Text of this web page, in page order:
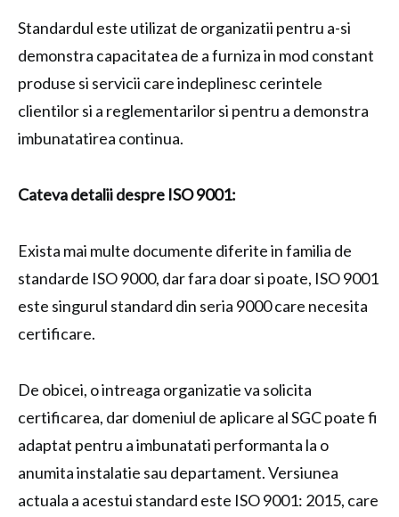
Standardul este utilizat de organizatii pentru a-si
demonstra capacitatea de a furniza in mod constant
produse si servicii care indeplinesc cerintele
clientilor si a reglementarilor si pentru a demonstra
imbunatatirea continua.
Cateva detalii despre ISO 9001:
Exista mai multe documente diferite in familia de
standarde ISO 9000, dar fara doar si poate, ISO 9001
este singurul standard din seria 9000 care necesita
certificare.
De obicei, o intreaga organizatie va solicita
certificarea, dar domeniul de aplicare al SGC poate fi
adaptat pentru a imbunatati performanta la o
anumita instalatie sau departament. Versiunea
actuala a acestui standard este ISO 9001: 2015, care